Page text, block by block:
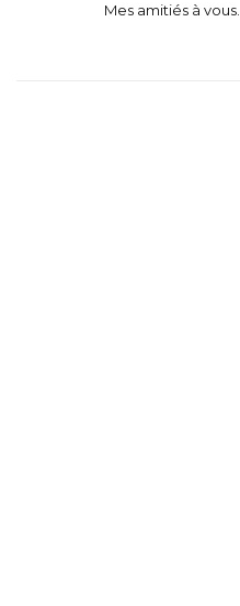
Mes amitiés à vous.